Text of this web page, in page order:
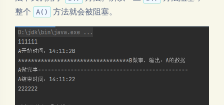
整个
A() 方法就会被阻塞。